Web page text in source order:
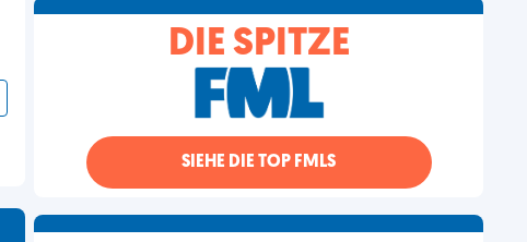
DIE SPITZE
SIEHE DIE TOP FMLS